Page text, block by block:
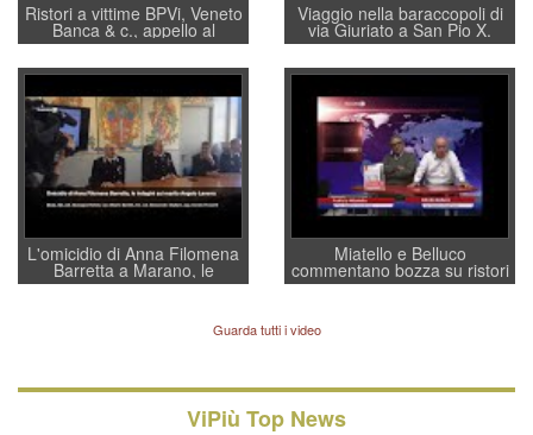
Ristori a vittime BPVi, Veneto
Banca & c., appello al
sottosegretario Alessio
Villarosa: per mettere ordine
convochi con Di Maio CNCU
a supporto della cabina di
regia al Mef
Viaggio nella baraccopoli di
via Giuriato a San Pio X.
Vicenza ai Vicentini: “faremo
un regalo di Natale ai
residenti”
L'omicidio di Anna Filomena
Barretta a Marano, le
indagini dei carabinieri di
quelle di... Barbara D'Urso
Miatello e Belluco
commentano bozza su ristori
BPVi e Veneto Banca
Guarda tutti i video
ViPiù Top News